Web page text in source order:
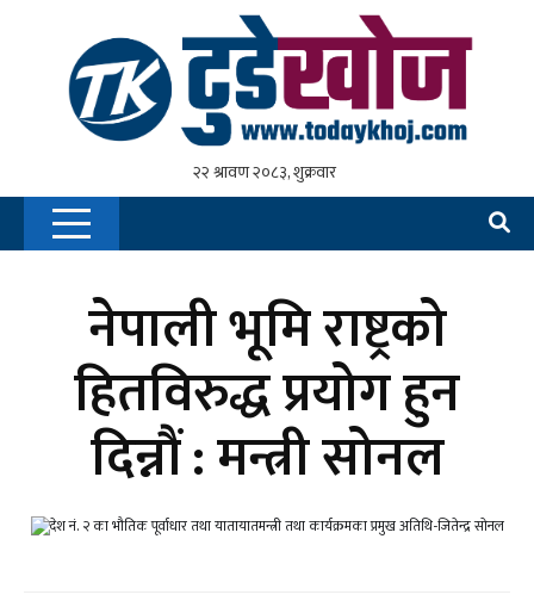
नेपाली भूमि राष्ट्रको
हितविरुद्ध प्रयोग हुन
दिन्नौं : मन्त्री सोनल